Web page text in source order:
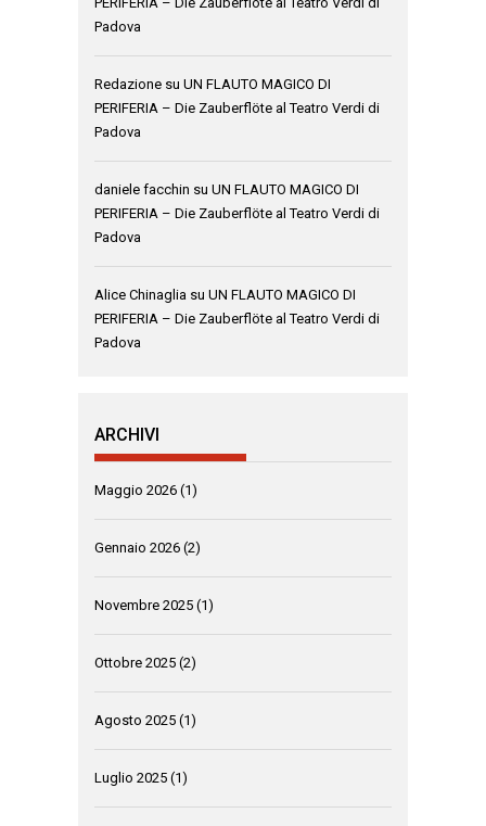
Padova
Redazione su UN FLAUTO MAGICO DI
PERIFERIA – Die Zauberflöte al Teatro Verdi di
Padova
daniele facchin su UN FLAUTO MAGICO DI
PERIFERIA – Die Zauberflöte al Teatro Verdi di
Padova
Alice Chinaglia su UN FLAUTO MAGICO DI
PERIFERIA – Die Zauberflöte al Teatro Verdi di
Padova
ARCHIVI
Maggio 2026 (1)
Gennaio 2026 (2)
Novembre 2025 (1)
Ottobre 2025 (2)
Agosto 2025 (1)
Luglio 2025 (1)